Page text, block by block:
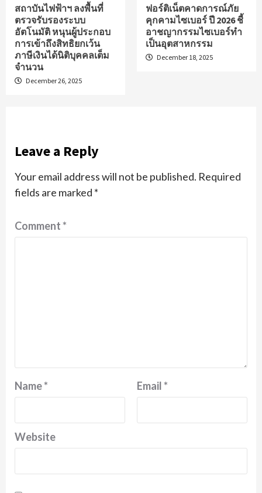
สถาบันไฟฟ้าฯ ลงพื้นที่
ตรวจรับรองระบบ
อัตโนมัติ หนุนผู้ประกอบ
การเข้าถึงสิทธิยกเว้น
ภาษีเงินได้นิติบุคคลเต็ม
จำนวน
December 26, 2025
ฟอร์ติเน็ตคาดการณ์ภัย
คุกคามไซเบอร์ ปี 2026 ชี้
อาชญากรรมไซเบอร์ทำ
เป็นอุตสาหกรรม
December 18, 2025
Leave a Reply
Your email address will not be published. Required
fields are marked *
Comment*
Name* Email*
Website